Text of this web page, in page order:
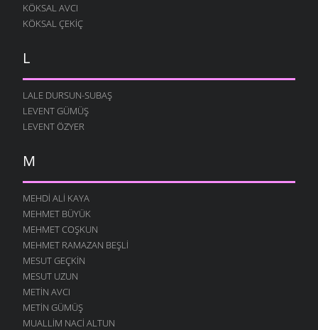
KÖKSAL AVCI
KÖKSAL ÇEKIÇ
L
LALE DURSUN-SUBAŞ
LEVENT GÜMÜŞ
LEVENT ÖZYER
M
MEHDI ALI KAYA
MEHMET BÜYÜK
MEHMET COŞKUN
MEHMET RAMAZAN BEŞLI
MESUT GEÇKIN
MESUT UZUN
METIN AVCI
METIN GÜMÜŞ
MUALLIM NACI ALTUN